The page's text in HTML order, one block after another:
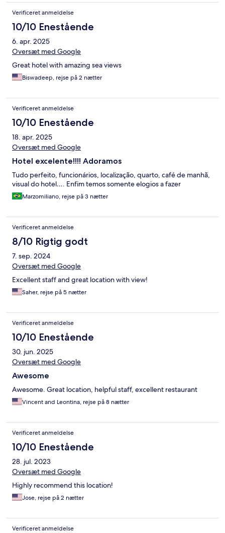
Verificeret anmeldelse
10/10 Enestående
6. apr. 2025
Oversæt med Google
Great hotel with amazing sea views
Biswadeep, rejse på 2 nætter
Verificeret anmeldelse
10/10 Enestående
18. apr. 2025
Oversæt med Google
Hotel excelente!!!! Adoramos
Tudo perfeito, funcionários, localização, quarto, café de manhã,
visual do hotel…. Enfim temos somente elogios a fazer
Marzomiliano, rejse på 3 nætter
Verificeret anmeldelse
8/10 Rigtig godt
7. sep. 2024
Oversæt med Google
Excellent staff and great location with view!
Saher, rejse på 5 nætter
Verificeret anmeldelse
10/10 Enestående
30. jun. 2025
Oversæt med Google
Awesome
Awesome. Great location, helpful staff, excellent restaurant
Vincent and Leontina, rejse på 8 nætter
Verificeret anmeldelse
10/10 Enestående
28. jul. 2023
Oversæt med Google
Highly recommend this location!
Jose, rejse på 2 nætter
Verificeret anmeldelse